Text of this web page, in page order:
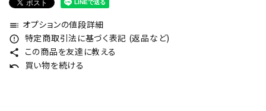
toc オプションの値段詳細
error_outline 特定商取引法に基づく表記 (返品など)
share この商品を友達に教える
undo 買い物を続ける